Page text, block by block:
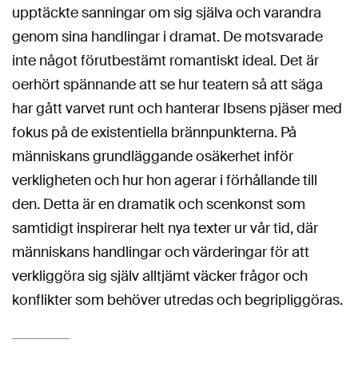
upptäckte sanningar om sig själva och varandra
genom sina handlingar i dramat. De motsvarade
inte något förutbestämt romantiskt ideal. Det är
oerhört spännande att se hur teatern så att säga
har gått varvet runt och hanterar Ibsens pjäser med
fokus på de existentiella brännpunkterna. På
människans grundläggande osäkerhet inför
verkligheten och hur hon agerar i förhållande till
den. Detta är en dramatik och scenkonst som
samtidigt inspirerar helt nya texter ur vår tid, där
människans handlingar och värderingar för att
verkliggöra sig själv alltjämt väcker frågor och
konflikter som behöver utredas och begripliggöras.